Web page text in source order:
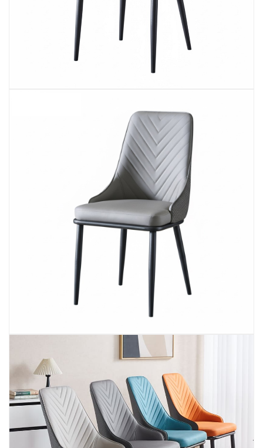
GHẾ XẾP GẤP GIÁ RẺ - MÃ SỐ: X001
BÀN CAFE BCF01 GIÁ RẺ - MÃ SỐ: BCF01
650.000 VNĐ
BỘ BÀN GHẾ GỖ XẾP QUÁN NHẬU GIÁ RẺ - MÃ
SỐ: X001
2.270.000 VNĐ
Ghế Nhựa Nhập Khẩu - Mã SP: N46
Ghế Ăn nhập khẩu ELLA - Mã SP: GNK05
Liên hệ